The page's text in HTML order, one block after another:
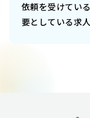
依頼を受けてい
要としている求